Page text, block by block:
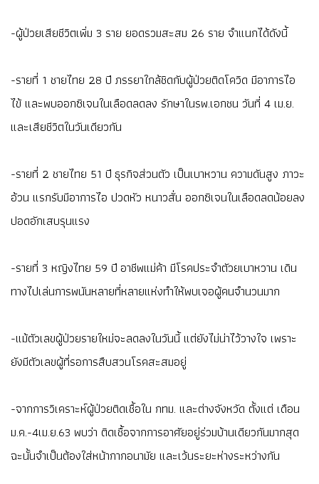
-ผู้ป่วยเสียชีวิตเพิ่ม 3 ราย ยอดรวมสะสม 26 ราย จำแนกได้ดังนี้
-รายที่ 1 ชายไทย 28 ปี ภรรยาใกล้ชิดกับผู้ป่วยติดโควิด มีอาการไอ
ไข้ และพบออกซิเจนในเลือดลดลง รักษาในรพ.เอกชน วันที่ 4 เม.ย.
และเสียชีวิตในวันเดียวกัน
-รายที่ 2 ชายไทย 51 ปี ธุรกิจส่วนตัว เป็นเบาหวาน ความดันสูง ภาวะ
อ้วน แรกรับมีอาการไอ ปวดหัว หนาวสั่น ออกซิเจนในเลือดลดน้อยลง
ปอดอักเสบรุนแรง
-รายที่ 3 หญิงไทย 59 ปี อาชีพแม่ค้า มีโรคประจำตัวยเบาหวาน เดิน
ทางไปเล่นการพนันหลายที่หลายแห่งทำให้พบเจอผู้คนจำนวนมาก
-แม้ตัวเลขผู้ป่วยรายใหม่จะลดลงในวันนี้ แต่ยังไม่น่าไว้วางใจ เพราะ
ยังมีตัวเลขผู้ที่รอการสืบสวนโรคสะสมอยู่
-จากการวิเคราะห์ผู้ป่วยติดเชื้อใน กทม. และต่างจังหวัด ตั้งแต่ เดือน
ม.ค.-4เม.ย.63 พบว่า ติดเชื้อจากการอาศัยอยู่ร่วมบ้านเดียวกันมากสุด
ฉะนั้นจำเป็นต้องใส่หน้ากากอนามัย และเว้นระยะห่างระหว่างกัน